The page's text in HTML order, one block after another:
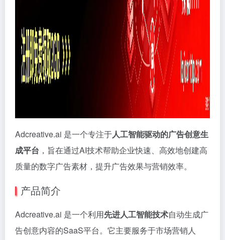
Adcreative.ai 是一个专注于人工智能驱动的广告创意生
成平台 ，旨在通过AI技术帮助企业快速、高效地创建高
质量的数字广告素材，提升广告效果与营销效率。
产品简介
Adcreative.ai 是一个利用先进人工智能技术自动生成广
告创意内容的SaaS平台。它主要服务于市场营销人